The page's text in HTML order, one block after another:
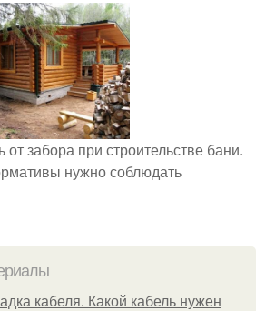
от забора при строительстве бани.
нужно соблюдать
кабеля. Какой кабель нужен